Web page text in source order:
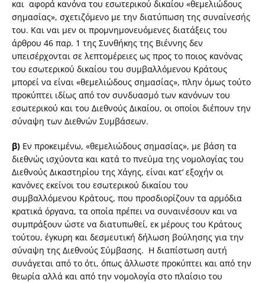
και αφορά κανόνα του εσωτερικού δικαίου «θεμελιώδους
σημασίας», σχετιζόμενο με την διατύπωση της συναίνεσής
του. Και ναι μεν οι προμνημονευόμενες διατάξεις του
άρθρου 46 παρ. 1 της Συνθήκης της Βιέννης δεν
υπεισέρχονται σε λεπτομέρειες ως προς το ποιος κανόνας
του εσωτερικού δικαίου του συμβαλλόμενου Κράτους
μπορεί να είναι «θεμελιώδους σημασίας», πλην όμως τούτο
προκύπτει ιδίως από τον συνδυασμό των κανόνων του
εσωτερικού και του Διεθνούς Δικαίου, οι οποίοι διέπουν την
σύναψη των Διεθνών Συμβάσεων.
β) Εν προκειμένω, «θεμελιώδους σημασίας», με βάση τα
διεθνώς ισχύοντα και κατά το πνεύμα της νομολογίας του
Διεθνούς Δικαστηρίου της Χάγης, είναι κατ’ εξοχήν οι
κανόνες εκείνοι του εσωτερικού δικαίου του
συμβαλλόμενου Κράτους, που προσδιορίζουν τα αρμόδια
κρατικά όργανα, τα οποία πρέπει να συναινέσουν και να
συμπράξουν ώστε να διατυπωθεί, εκ μέρους του Κράτους
τούτου, έγκυρη και δεσμευτική δήλωση βούλησης για την
σύναψη της Διεθνούς Σύμβασης. Η διαπίστωση αυτή
συνάγεται από το ότι, όπως άλλωστε προκύπτει και από την
θεωρία αλλά και από την νομολογία στο πλαίσιο του